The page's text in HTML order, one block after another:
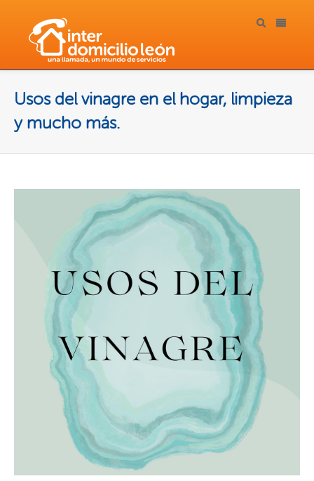
Usos del vinagre en el hogar, limpieza
y mucho más.